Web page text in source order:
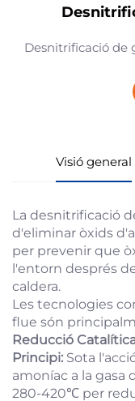
Desnitrificació de
Visió general
La desnitrificació
d'eliminar òxids
per prevenir que
l'entorn després
caldera.
Les tecnologies
flue són
Reducció
Principi: Sota
amoníac a la
280-420℃ per